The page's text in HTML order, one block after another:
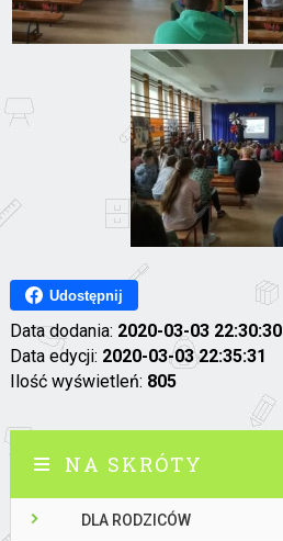
Udostępnij
Data dodania: 2020-03-03 22:30:30
Data edycji: 2020-03-03 22:35:31
Ilość wyświetleń: 805
NA SKRÓTY
DLA RODZICÓW